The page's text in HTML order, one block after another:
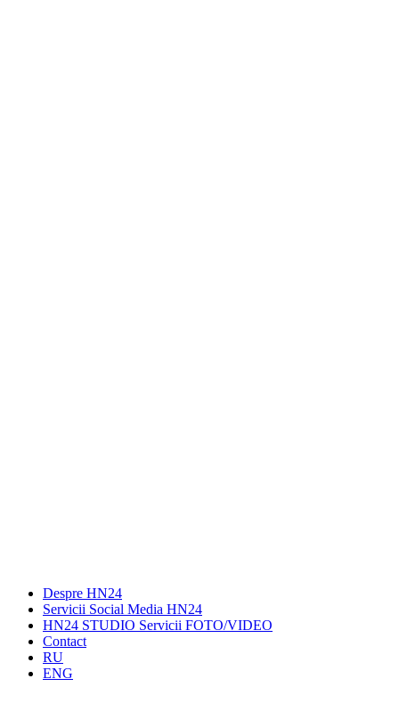
Despre HN24
Servicii Social Media HN24
HN24 STUDIO Servicii FOTO/VIDEO
Contact
RU
ENG